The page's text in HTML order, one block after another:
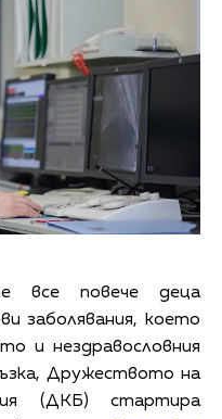
все повече деца
заболявания, което
и нездравословния
Дружеството на
(ДКБ) стартира